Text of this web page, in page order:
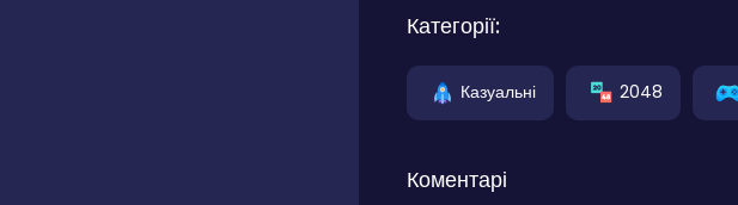
Категорії:
Казуальні 2048
Коментарі